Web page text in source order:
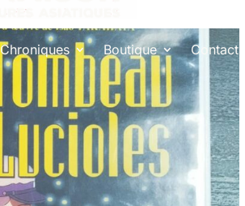
Chroniques Boutique Contact